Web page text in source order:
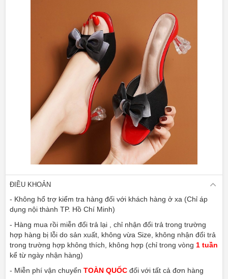
ĐIỀU KHOẢN
- Không hổ trợ kiểm tra hàng đối với khách hàng ở xa (Chỉ áp
dụng nội thành TP. Hồ Chí Minh)
- Hàng mua rồi miễn đổi trả lại , chỉ nhận đổi trả trong trường
hợp hàng bị lỗi do sản xuất, không vừa Size, không nhận đổi trả
trong trường hợp không thích, không hợp (chỉ trong vòng 1 tuần
kể từ ngày nhận hàng)
- Miễn phí vận chuyển TOÀN QUỐC đối với tất cả đơn hàng